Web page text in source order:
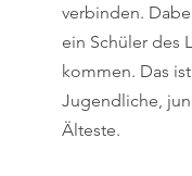
verbinden.
ein Schüler des
kommen. Das
Jugendliche,
Älteste.